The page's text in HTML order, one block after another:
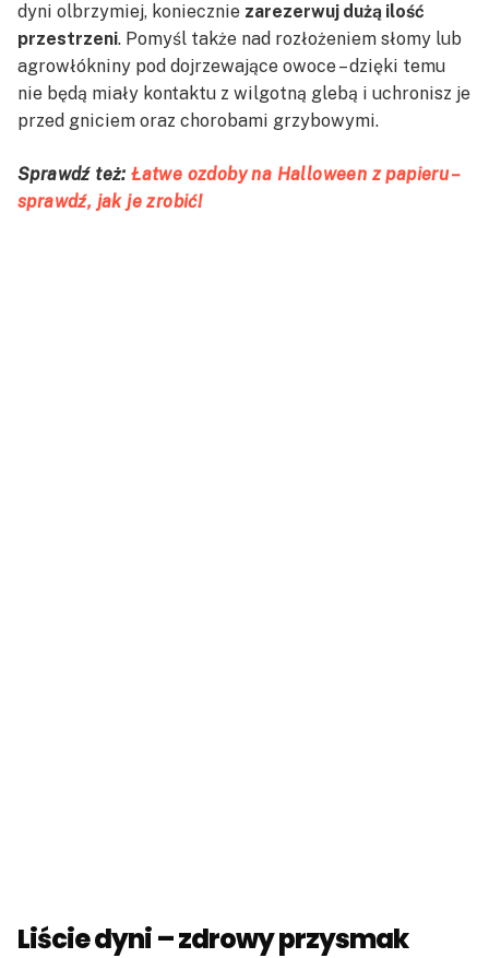
dyni olbrzymiej, koniecznie zarezerwuj dużą ilość
przestrzeni. Pomyśl także nad rozłożeniem słomy lub
agrowłókniny pod dojrzewające owoce – dzięki temu
nie będą miały kontaktu z wilgotną glebą i uchronisz je
przed gniciem oraz chorobami grzybowymi.
Sprawdź też:Łatwe ozdoby na Halloween z papieru –
sprawdź, jak je zrobić!
Liście dyni – zdrowy przysmak